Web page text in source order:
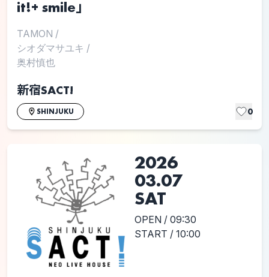
it!+ smile」
TAMON /
シオダマサユキ /
奥村慎也
新宿SACT!
SHINJUKU 0
2026
03.07
SAT
OPEN / 09:30
START / 10:00